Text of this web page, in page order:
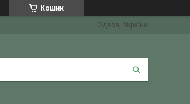
Кошик
Одеса, Україна